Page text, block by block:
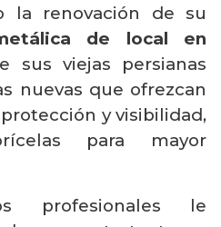
la renovación de su
de local en
sus viejas persianas
nuevas que ofrezcan
y visibilidad,
para mayor
profesionales le